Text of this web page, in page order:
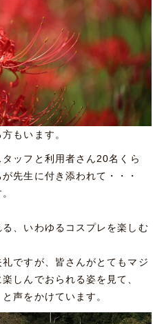
もいます。
ッフと利用者さん20名くら
が先生に付き添われて・・・
、いわゆるコスプレを楽しむ
ですが、皆さんがとてもマジ
しんでおられる姿を見て、
声をかけています。